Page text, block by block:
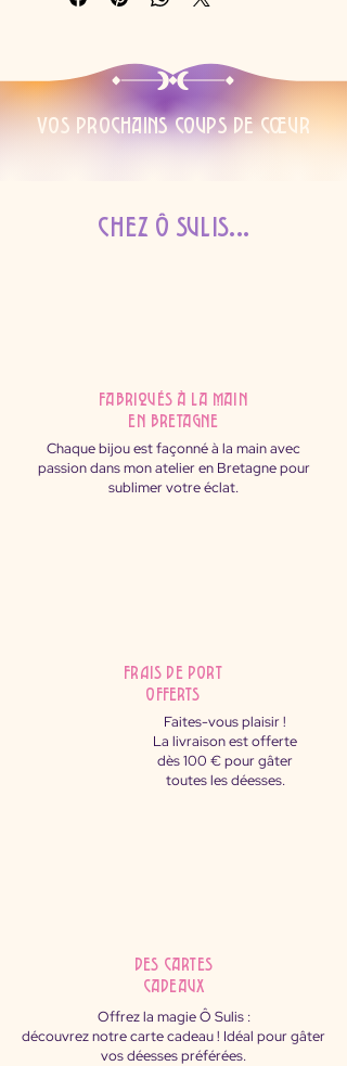
Vos prochains coups de cœur
Chez Ô Sulis...
fabriqués à la main
en Bretagne
Chaque bijou est façonné à la main avec
passion dans mon atelier en Bretagne pour
sublimer votre éclat.
FRAIS DE PORT
OFFERTS
Faites-vous plaisir !
La livraison est offerte
dès 100 € pour gâter
toutes les déesses.
des cartes
cadeaux
Offrez la magie Ô Sulis :
découvrez notre carte cadeau ! Idéal pour gâter
vos déesses préférées.